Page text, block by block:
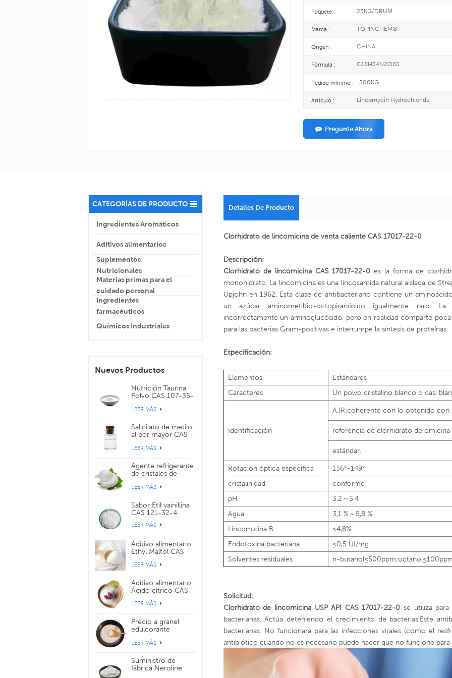
Paquete : 25KG/DRUM
Marca : TOPINCHEM®
Origen : CHINA
Fórmula : C18H34N2O6S
Pedido mínimo : 500KG
Artículo : Lincomycin Hydrochloride
Pregunte Ahora
CATEGORÍAS DE PRODUCTO
Ingredientes Aromáticos
Aditivos alimentarios
Suplementos
Nutricionales
Materias primas para el
cuidado personal
Ingredientes
farmacéuticos
Químicos Industriales
Nuevos Productos
Nutrición Taurina
Polvo CAS 107-35-
LEER MÁS
Salicilato de metilo
al por mayor CAS
LEER MÁS
Agente refrigerante
de cristales de
39711-79-0
LEER MÁS
Sabor Etil vainillina
CAS 121-32-4
LEER MÁS
Aditivo alimentario
Ethyl Maltol CAS
LEER MÁS
Aditivo alimentario
Ácido cítrico CAS
LEER MÁS
Precio a granel
edulcorante
sucralosa CAS
LEER MÁS
Suministro de
fábrica Neroline
Detalles De Producto
Clorhidrato de lincomicina de venta caliente CAS 17017-22-0
Descripción:
Clorhidrato de lincomicina CAS 17017-22-0 es la forma de
monohidrato. La lincomicina es una lincosamida natural aislada de
Upjohn en 1962. Esta clase de antibacteriano contiene un
un azúcar aminometiltio-octopiranósido igualmente raro.
incorrectamente un aminoglucósido, pero en realidad comparte
para las bacterias Gram-positivas e interrumpe la síntesis de proteínas.
Especificación:
Elementos
Estándares
Caracteres
Un polvo cristalino blanco o casi
Identificación
A.IR:coherente con lo obtenido con
referencia de clorhidrato de omicina
estándar.
Rotación óptica específica
136°~149°
cristalinidad
conforme
pH
3.2～5.4
Agua
3,1 %～5,8 %
Lincomicina B
≤4,8%
Endotoxina bacteriana
≤0,5 UI/mg
Solventes residuales
n-
Solicitud:
Clorhidrato de lincomicina USP API CAS 17017-22-0 se utiliza
bacterianas. Actúa deteniendo el crecimiento de bacterias.Este
bacterianas. No funcionará para las infecciones virales (como el
antibiótico cuando no es necesario puede hacer que no funcione para